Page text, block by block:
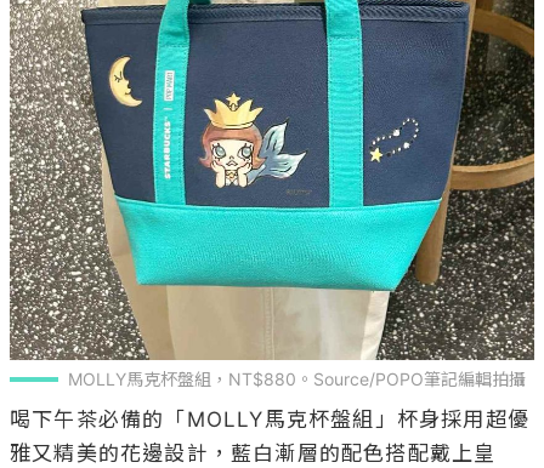
MOLLY馬克杯盤組，NT$880。Source/POPO筆記編輯拍攝
喝下午茶必備的「MOLLY馬克杯盤組」杯身採用超優
雅又精美的花邊設計，藍白漸層的配色搭配戴上皇